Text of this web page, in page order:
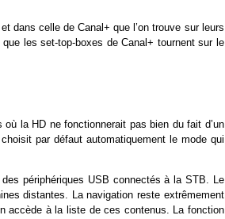
dans celle de Canal+ que l’on trouve sur leurs
les set-top-boxes de Canal+ tournent sur le
la HD ne fonctionnerait pas bien du fait d’un
par défaut automatiquement le mode qui
périphériques USB connectés à la STB. Le
distantes. La navigation reste extrêmement
accède à la liste de ces contenus. La fonction